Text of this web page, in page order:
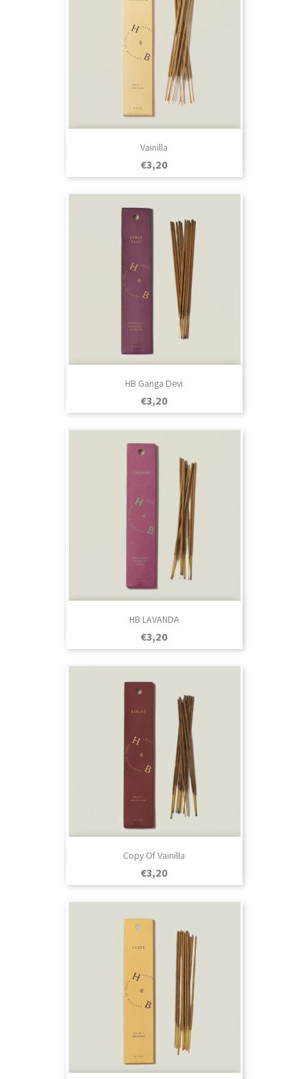
Vainilla
Prezo
€3,20
HB Ganga Devi
Prezo
€3,20
HB LAVANDA
Prezo
€3,20
Copy Of Vainilla
Prezo
€3,20